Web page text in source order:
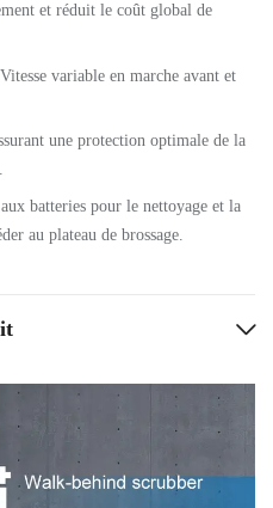
et réduit le coût global de
variable en marche avant et
une protection optimale de la
batteries pour le nettoyage et la
au plateau de brossage.